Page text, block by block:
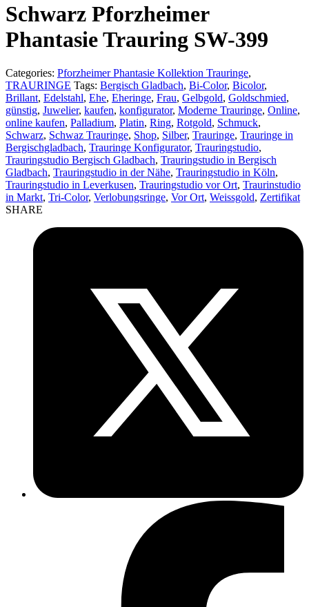
Schwarz Pforzheimer
Phantasie Trauring SW-399
Categories: Pforzheimer Phantasie Kollektion Trauringe,
TRAURINGE Tags: Bergisch Gladbach, Bi-Color, Bicolor,
Brillant, Edelstahl, Ehe, Eheringe, Frau, Gelbgold, Goldschmied,
günstig, Juwelier, kaufen, konfigurator, Moderne Trauringe, Online,
online kaufen, Palladium, Platin, Ring, Rotgold, Schmuck,
Schwarz, Schwaz Trauringe, Shop, Silber, Trauringe, Trauringe in
Bergischgladbach, Trauringe Konfigurator, Trauringstudio,
Trauringstudio Bergisch Gladbach, Trauringstudio in Bergisch
Gladbach, Trauringstudio in der Nähe, Trauringstudio in Köln,
Trauringstudio in Leverkusen, Trauringstudio vor Ort, Traurinstudio
in Markt, Tri-Color, Verlobungsringe, Vor Ort, Weissgold, Zertifikat
SHARE